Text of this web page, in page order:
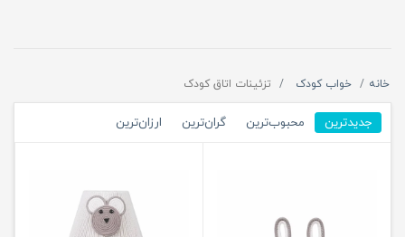
خانه خواب کودک تزئینات اتاق کودک
جدیدترین محبوب‌ترین گران‌ترین ارزان‌ترین